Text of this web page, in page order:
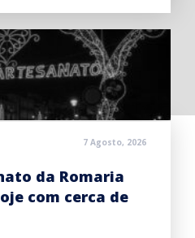
7 Agosto, 2026
da Romaria
com cerca de